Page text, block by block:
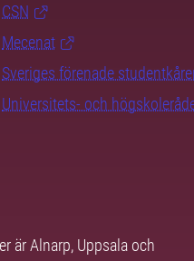
CSN
Mecenat
Sveriges förenade
Universitets- och
är Alnarp, Uppsala och